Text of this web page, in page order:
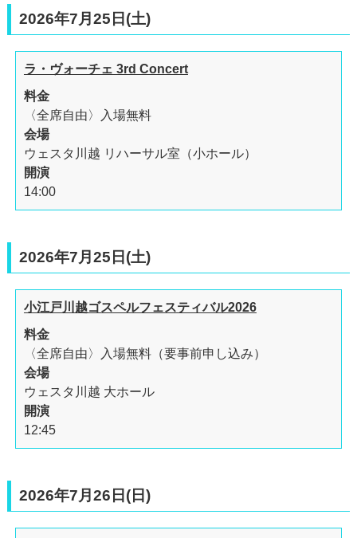
2026年7月25日(土)
ラ・ヴォーチェ 3rd Concert
料金
〈全席自由〉入場無料
会場
ウェスタ川越 リハーサル室（小ホール）
開演
14:00
2026年7月25日(土)
小江戸川越ゴスペルフェスティバル2026
料金
〈全席自由〉入場無料（要事前申し込み）
会場
ウェスタ川越 大ホール
開演
12:45
2026年7月26日(日)